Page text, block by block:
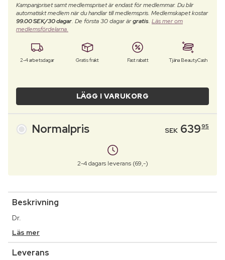
Kampanjpriset samt medlemspriset är endast för medlemmar. Du blir
automatiskt medlem när du handlar till medlemspris. Medlemskapet kostar
99.00 SEK/30 dagar. De första 30 dagar ärgratis. Läs mer om
medlemsfördelarna.
2-4 arbetsdagar Gratis frakt Fast rabatt Tjäna BeautyCash
LÄGG I VARUKORG
Normalpris SEK 63995
2-4 dagars leverans (69,-)
Beskrivning
Dr.
Läs mer
Leverans